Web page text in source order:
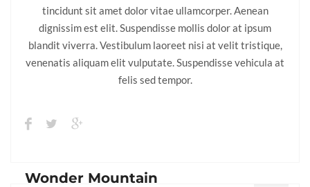
tincidunt sit amet dolor vitae ullamcorper. Aenean
dignissim est elit. Suspendisse mollis dolor at ipsum
blandit viverra. Vestibulum laoreet nisi at velit tristique,
venenatis aliquam elit vulputate. Suspendisse vehicula at
felis sed tempor.
Wonder Mountain